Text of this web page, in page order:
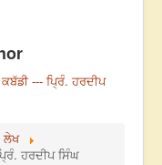
--- ਪ੍ਰਿੰ. ਹਰਦੀਪ
ਲੇਖ
ਹਰਦੀਪ ਸਿੰਘ